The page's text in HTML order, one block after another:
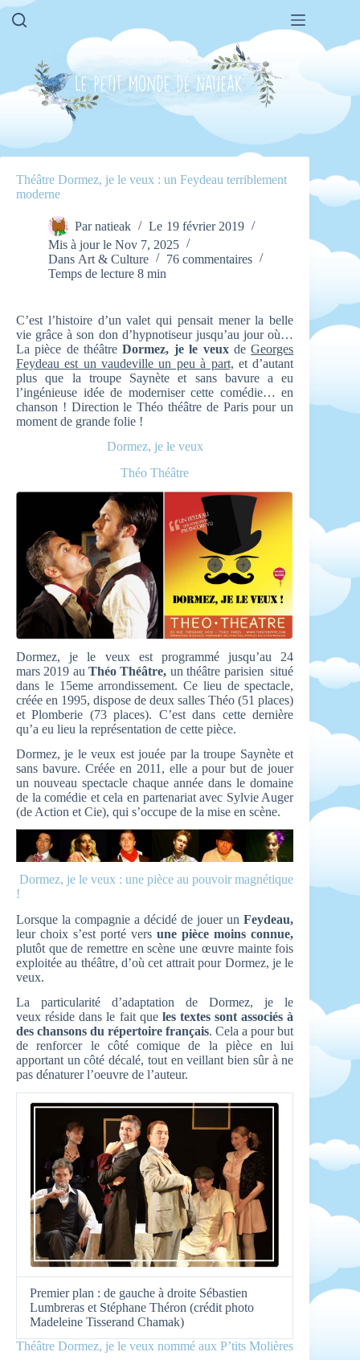
Passer
Théâtre Dormez, je le veux : un Feydeau terriblement
moderne
Par natieak Le 19 février 2019
Mis à jour le Nov 7, 2025
Dans Art & Culture
76 commentaires
Temps de lecture 8 min
C’est l’histoire d’un valet qui pensait mener la belle
vie grâce à son don d’hypnotiseur jusqu’au jour où…
La pièce de théâtreDormez, je le veuxdeGeorges
Feydeau est un vaudeville un peu à part, et d’autant
plus que la troupe Saynète et sans bavure a eu
l’ingénieuse idée de moderniser cette comédie… en
chanson ! Direction le Théo théâtre de Paris pour un
moment de grande folie !
Dormez, je le veux
Théo Théâtre
Dormez, je le veux est programmé jusqu’au 24
mars 2019 auThéo Théâtre, un théâtre parisien situé
dans le 15eme arrondissement. Ce lieu de spectacle,
créée en 1995, dispose de deux salles Théo (51 places)
et Plomberie (73 places). C’est dans cette dernière
qu’a eu lieu la représentation de cette pièce.
Dormez, je le veux est jouée par la troupe Saynète et
sans bavure. Créée en 2011, elle a pour but de jouer
un nouveau spectacle chaque année dans le domaine
de la comédie et cela en partenariat avec Sylvie Auger
(de Action et Cie), qui s’occupe de la mise en scène.
Dormez, je le veux : une pièce au pouvoir magnétique
!
Lorsque la compagnie a décidé de jouer unFeydeau,
leur choix s’est porté versune pièce moins connue,
plutôt que de remettre en scène une œuvre mainte fois
exploitée au théâtre, d’où cet attrait pour Dormez, je le
veux.
La particularité d’adaptation de Dormez, je le
veux réside dans le fait que les textes sont associés à
des chansons du répertoire français. Cela a pour but
de renforcer le côté comique de la pièce en lui
apportant un côté décalé, tout en veillant bien sûr à ne
pas dénaturer l’oeuvre de l’auteur.
Premier plan : de gauche à droite Sébastien
Lumbreras et Stéphane Théron (crédit photo
Madeleine Tisserand Chamak)
Théâtre Dormez, je le veux nommé aux P’tits Molières